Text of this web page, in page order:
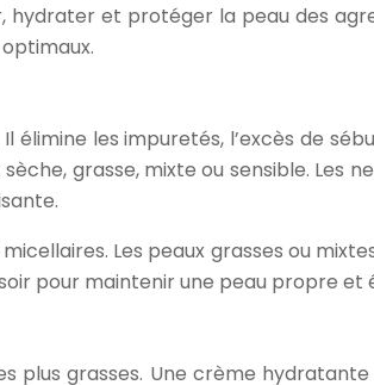
et protéger la peau des
les impuretés, l’excès de
grasse, mixte ou sensible. Les
Les peaux grasses ou
pour maintenir une peau propre et
plus grasses. Une crème